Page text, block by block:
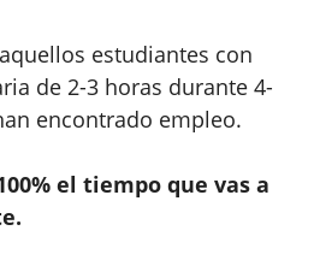
estudiantes con
de 2-3 horas durante 4-
encontrado empleo.
el tiempo que vas a